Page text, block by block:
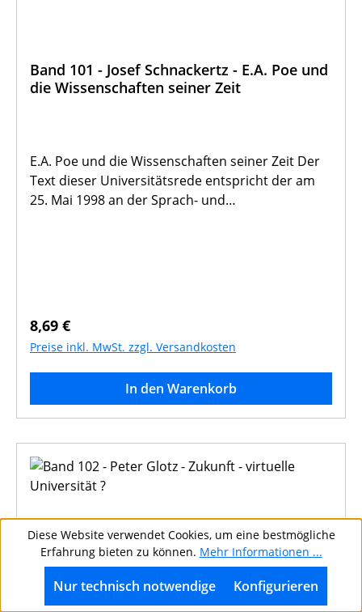
Band 101 - Josef Schnackertz - E.A. Poe und
die Wissenschaften seiner Zeit
E.A. Poe und die Wissenschaften seiner Zeit Der
Text dieser Universitätsrede entspricht der am
25. Mai 1998 an der Sprach- und
Regulärer Preis:
8,69 €
Preise inkl. MwSt. zzgl. Versandkosten
In den Warenkorb
Diese Website verwendet Cookies, um eine bestmögliche
Erfahrung bieten zu können. Mehr Informationen ...
Nur technisch notwendige Konfigurieren